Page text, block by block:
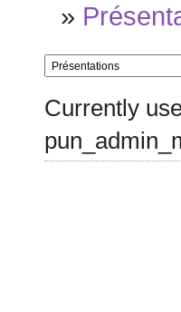
»
Currently